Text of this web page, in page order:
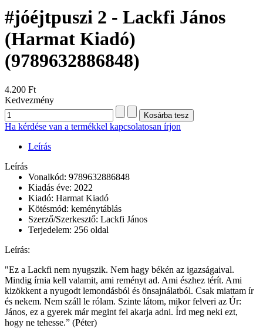
#jóéjtpuszi 2 - Lackfi János
(Harmat Kiadó)
(9789632886848)
4.200 Ft
Kedvezmény
Ha kérdése van a termékkel kapcsolatosan írjon
Leírás
Leírás
Vonalkód: 9789632886848
Kiadás éve: 2022
Kiadó: Harmat Kiadó
Kötésmód: keménytáblás
Szerző/Szerkesztő: Lackfi János
Terjedelem: 256 oldal
Leírás:
"Ez a Lackfi nem nyugszik. Nem hagy békén az igazságaival.
Mindig írnia kell valamit, ami reményt ad. Ami észhez térít. Ami
kizökkent a nyugodt lemondásból és önsajnálatból. Csak miattam ír
és nekem. Nem száll le rólam. Szinte látom, mikor felveri az Úr:
János, ez a gyerek már megint fel akarja adni. Írd meg neki ezt,
hogy ne tehesse.” (Péter)